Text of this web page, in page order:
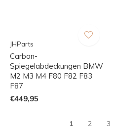
JHParts
Carbon-
Spiegelabdeckungen BMW
M2 M3 M4 F80 F82 F83
F87
€449,95
1 2 3